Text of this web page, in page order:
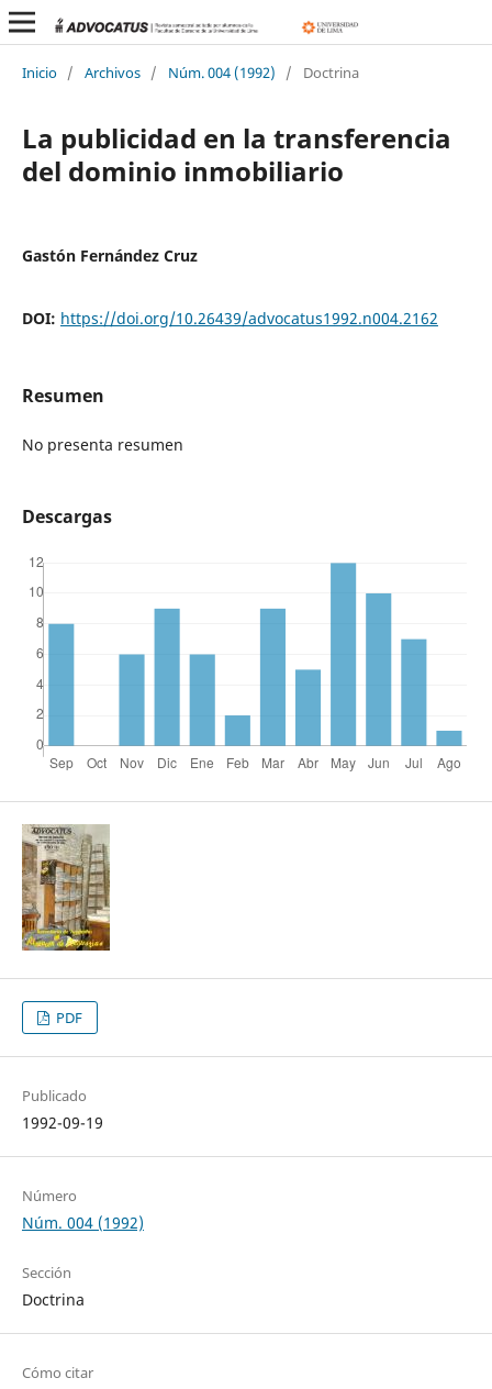
Inicio / Archivos / Núm. 004 (1992) / Doctrina
La publicidad en la transferencia
del dominio inmobiliario
Gastón Fernández Cruz
DOI: https://doi.org/10.26439/advocatus1992.n004.2162
Resumen
No presenta resumen
Descargas
PDF
Publicado
1992-09-19
Número
Núm. 004 (1992)
Sección
Doctrina
Cómo citar